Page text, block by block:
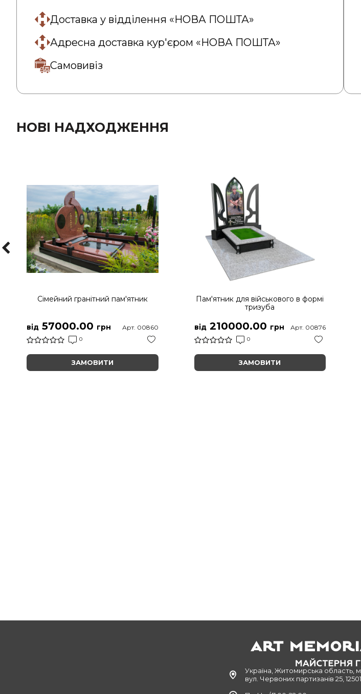
Доставка у відділення «НОВА ПОШТА»
Адресна доставка кур'єром «НОВА ПОШТА»
Самовивіз
НОВІ НАДХОДЖЕННЯ
Сімейний гранітний пам'ятник
від 57000.00 грн
0
Арт. 00860
ЗАМОВИТИ
Пам'ятник для військового в формі
тризуба
від210000.00 грн
0
Арт. 00876
ЗАМОВИТИ
Україна, Житомирська область,
вул. Червоних партизанів 25, 12501